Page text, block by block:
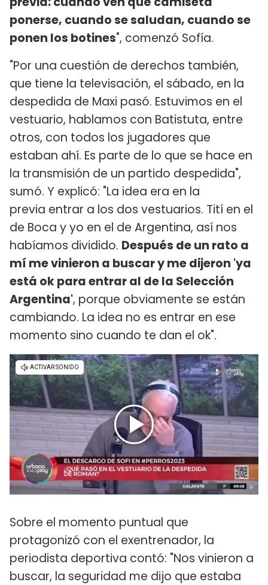
ponerse, cuando se saludan, cuando se
ponen los botines", comenzó Sofía.
"Por una cuestión de derechos también,
que tiene la televisación, el sábado, en la
despedida de Maxi pasó. Estuvimos en el
vestuario, hablamos con Batistuta, entre
otros, con todos los jugadores que
estaban ahí. Es parte de lo que se hace en
la transmisión de un partido despedida",
sumó. Y explicó: "La idea era en la
previa entrar a los dos vestuarios. Tití en el
de Boca y yo en el de Argentina, así nos
habíamos dividido. Después de un rato a
mí me vinieron a buscar y me dijeron 'ya
está ok para entrar al de la Selección
Argentina', porque obviamente se están
cambiando. La idea no es entrar en ese
momento sino cuando te dan el ok".
Sobre el momento puntual que
protagonizó con el exentrenador, la
periodista deportiva contó: "Nos vinieron a
buscar, la seguridad me dijo que estaba